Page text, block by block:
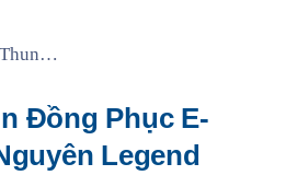
Đồng Phục E-
Legend